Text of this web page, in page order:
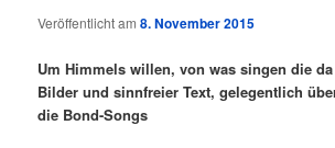
Veröffentlicht am8. November 2015
Um Himmels willen, von was singen die
Bilder und sinnfreier Text, gelegentlich
die Bond-Songs